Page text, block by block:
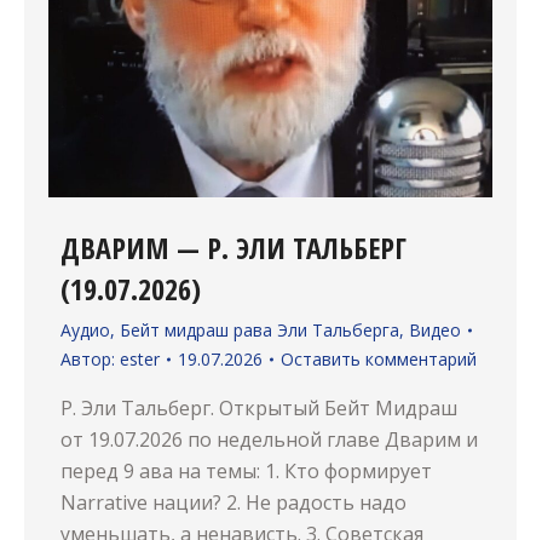
ДВАРИМ — Р. ЭЛИ ТАЛЬБЕРГ
(19.07.2026)
Аудио, Бейт мидраш рава Эли Тальберга, Видео
Автор: ester 19.07.2026 Оставить комментарий
Р. Эли Тальберг. Открытый Бейт Мидраш
от 19.07.2026 по недельной главе Дварим и
перед 9 ава на темы: 1. Кто формирует
Narrative нации? 2. Не радость надо
уменьшать, а ненависть. 3. Советская